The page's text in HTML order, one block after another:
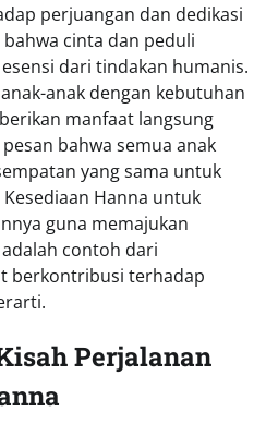
perjuangan dan dedikasi
cinta dan peduli
dari tindakan humanis.
anak dengan kebutuhan
manfaat langsung
bahwa semua anak
yang sama untuk
Hanna untuk
guna memajukan
contoh dari
berkontribusi terhadap
Perjalanan